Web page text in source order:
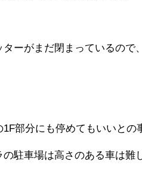
ターがまだ閉まっているので
1F部分にも停めてもいいとの
駐車場は高さのある車は難